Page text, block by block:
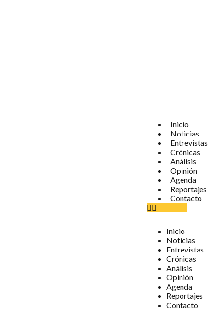
Inicio
Noticias
Entrevistas
Crónicas
Análisis
Opinión
Agenda
Reportajes
Contacto
Inicio
Noticias
Entrevistas
Crónicas
Análisis
Opinión
Agenda
Reportajes
Contacto